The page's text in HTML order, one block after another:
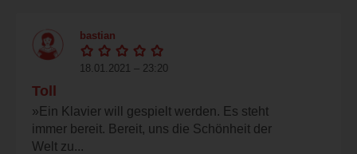
bastian
18.01.2021 – 23:20
Toll
»Ein Klavier will gespielt werden. Es steht
immer bereit. Bereit, uns die Schönheit der
Welt zu...